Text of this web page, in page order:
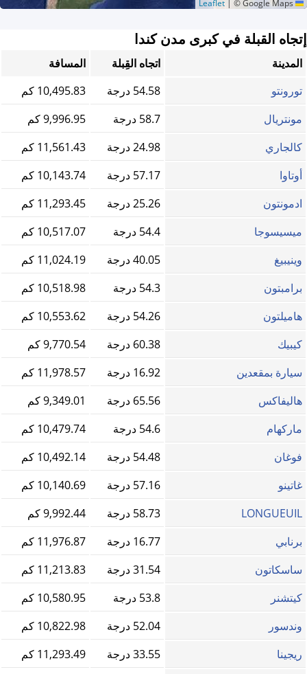
© Google Maps
إتجاه القبلة في كبرى مدن كندا
المدينة اتجاه القِبلة
المسافة
تورونتو
54.58 درجة
10,495.83 كم
مونتريال
58.7 درجة
9,996.95 كم
كالجاري
24.98 درجة
11,561.43 كم
أوتاوا
57.17 درجة
10,143.74 كم
ادمونتون
25.26 درجة
11,293.45 كم
ميسيسوجا
54.4 درجة
10,517.07 كم
وينيبيغ
40.05 درجة
11,024.19 كم
برامبتون
54.3 درجة
10,518.98 كم
هاميلتون
54.26 درجة
10,553.62 كم
كيبيك
60.38 درجة
9,770.54 كم
سيارة بمقعدين
16.92 درجة
11,978.57 كم
هاليفاكس
65.56 درجة
9,349.01 كم
ماركهام
54.6 درجة
10,479.74 كم
فوغان
54.48 درجة
10,492.14 كم
غاتينو
57.16 درجة
10,140.69 كم
LONGUEUIL
58.73 درجة
9,992.44 كم
برنابي
16.77 درجة
11,976.87 كم
ساسكاتون
31.54 درجة
11,213.83 كم
كيتشنر
53.8 درجة
10,580.95 كم
وندسور
52.04 درجة
10,822.98 كم
ريجينا
33.55 درجة
11,293.49 كم